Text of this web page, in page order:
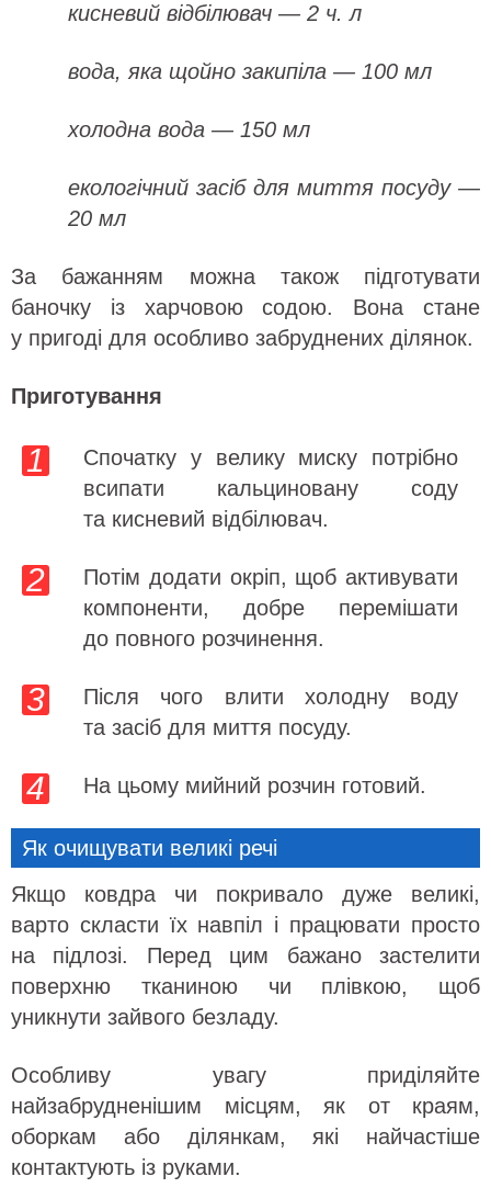
кисневий відбілювач — 2 ч. л
вода, яка щойно закипіла — 100 мл
холодна вода — 150 мл
екологічний засіб для миття посуду —
20 мл
За бажанням можна також підготувати
баночку із харчовою содою. Вона стане
у пригоді для особливо забруднених ділянок.
Приготування
Спочатку у велику миску потрібно
всипати кальциновану соду
та кисневий відбілювач.
Потім додати окріп, щоб активувати
компоненти, добре перемішати
до повного розчинення.
Після чого влити холодну воду
та засіб для миття посуду.
На цьому мийний розчин готовий.
Як очищувати великі речі
Якщо ковдра чи покривало дуже великі,
варто скласти їх навпіл і працювати просто
на підлозі. Перед цим бажано застелити
поверхню тканиною чи плівкою, щоб
уникнути зайвого безладу.
Особливу увагу приділяйте
найзабрудненішим місцям, як от краям,
оборкам або ділянкам, які найчастіше
контактують із руками.